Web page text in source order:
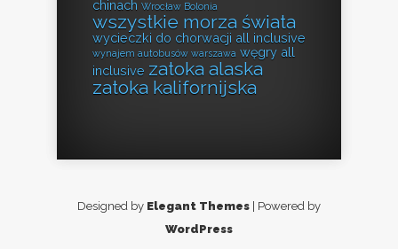
chinach Wrocław Bolonia
wszystkie morza świata
wycieczki do chorwacji all inclusive
wynajem autobusów warszawa węgry all
inclusive zatoka alaska
zatoka kalifornijska
Designed by Elegant Themes | Powered by
WordPress